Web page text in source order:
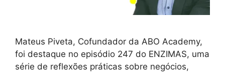
Mateus Piveta, Cofundador da ABO Academy,
foi destaque no episódio 247 do ENZIMAS, uma
série de reflexões práticas sobre negócios,